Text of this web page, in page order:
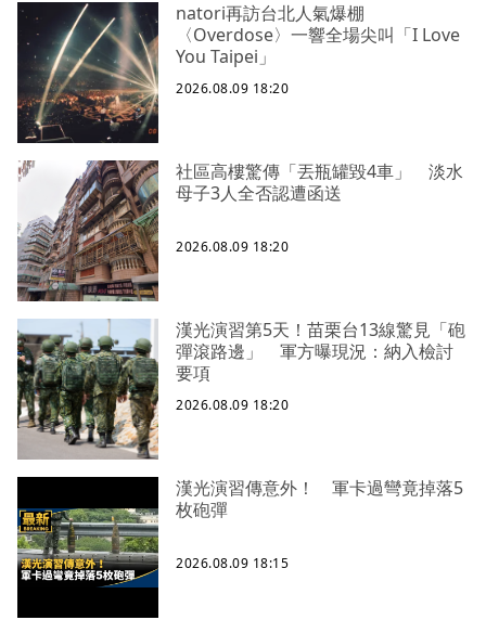
natori再訪台北人氣爆棚
〈Overdose〉一響全場尖叫「I Love
You Taipei」
2026.08.09 18:20
社區高樓驚傳「丟瓶罐毀4車」 淡水
母子3人全否認遭函送
2026.08.09 18:20
漢光演習第5天！苗栗台13線驚見「砲
彈滾路邊」 軍方曝現況：納入檢討
要項
2026.08.09 18:20
漢光演習傳意外！ 軍卡過彎竟掉落5
枚砲彈
2026.08.09 18:15